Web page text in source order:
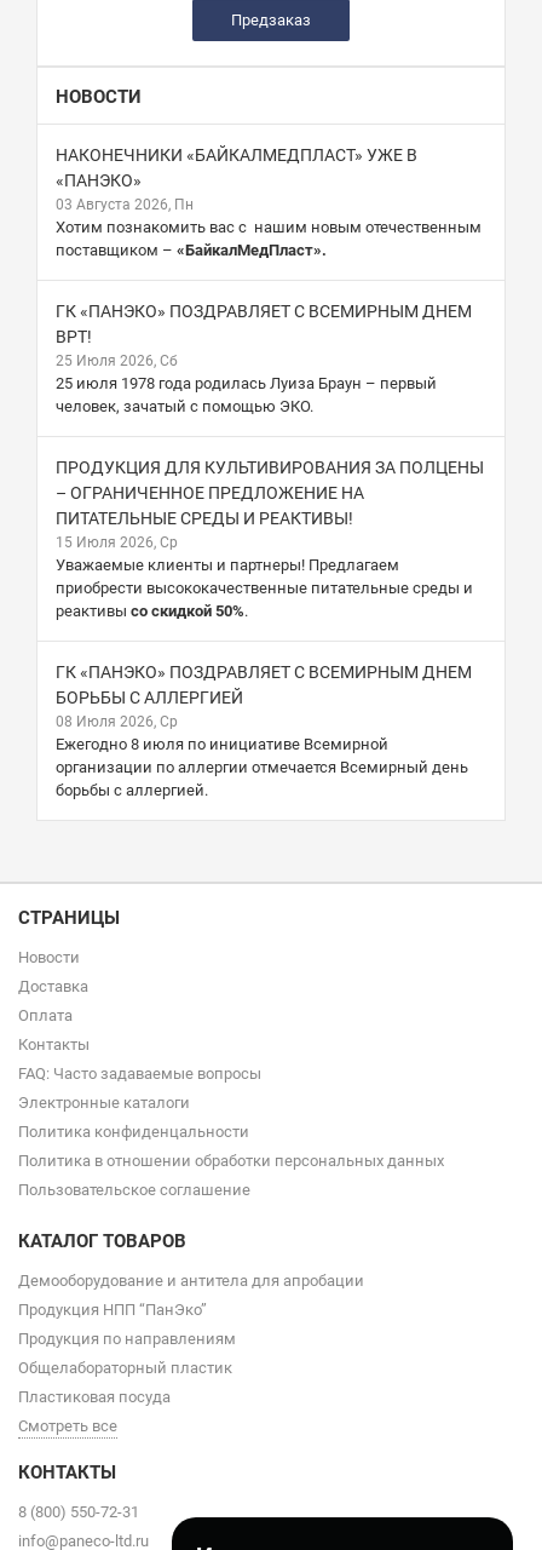
Предзаказ
НОВОСТИ
НАКОНЕЧНИКИ «БАЙКАЛМЕДПЛАСТ» УЖЕ В
«ПАНЭКО»
03 Августа 2026, Пн
Хотим познакомить вас с нашим новым отечественным
поставщиком – «БайкалМедПласт».
ГК «ПАНЭКО» ПОЗДРАВЛЯЕТ С ВСЕМИРНЫМ ДНЕМ
ВРТ!
25 Июля 2026, Сб
25 июля 1978 года родилась Луиза Браун – первый
человек, зачатый с помощью ЭКО.
ПРОДУКЦИЯ ДЛЯ КУЛЬТИВИРОВАНИЯ ЗА ПОЛЦЕНЫ
– ОГРАНИЧЕННОЕ ПРЕДЛОЖЕНИЕ НА
ПИТАТЕЛЬНЫЕ СРЕДЫ И РЕАКТИВЫ!
15 Июля 2026, Ср
Уважаемые клиенты и партнеры! Предлагаем
приобрести высококачественные питательные среды и
реактивы со скидкой 50%.
ГК «ПАНЭКО» ПОЗДРАВЛЯЕТ С ВСЕМИРНЫМ ДНЕМ
БОРЬБЫ С АЛЛЕРГИЕЙ
08 Июля 2026, Ср
Ежегодно 8 июля по инициативе Всемирной
организации по аллергии отмечается Всемирный день
борьбы с аллергией.
СТРАНИЦЫ
Новости
Доставка
Оплата
Контакты
FAQ: Часто задаваемые вопросы
Электронные каталоги
Политика конфиденцальности
Политика в отношении обработки персональных данных
Пользовательское соглашение
КАТАЛОГ ТОВАРОВ
Демооборудование и антитела для апробации
Продукция НПП “ПанЭко”
Продукция по направлениям
Общелабораторный пластик
Пластиковая посуда
Смотреть все
КОНТАКТЫ
8 (800) 550-72-31
info@paneco-ltd.ru